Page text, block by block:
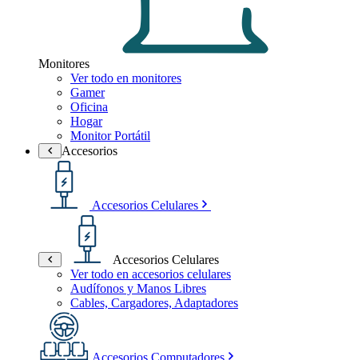
Monitores
Ver todo en monitores
Gamer
Oficina
Hogar
Monitor Portátil
Accesorios
Accesorios Celulares
Accesorios Celulares
Ver todo en accesorios celulares
Audífonos y Manos Libres
Cables, Cargadores, Adaptadores